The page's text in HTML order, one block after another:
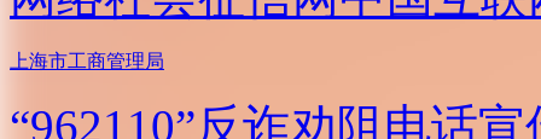
上海市工商管理局
“962110”反诈劝阻电话宣